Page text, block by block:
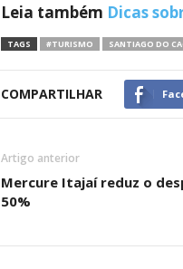
Leia também Dicas
TAGS #TURISMO SANTIAGO DO
COMPARTILHAR
Artigo anterior
Mercure Itajaí reduz o
50%